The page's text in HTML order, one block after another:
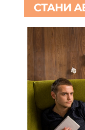
СТАНИ